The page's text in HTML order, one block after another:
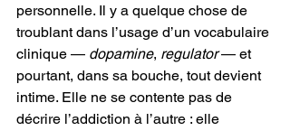
personnelle. Il y a quelque chose de
troublant dans l’usage d’un vocabulaire
clinique — dopamine, regulator — et
pourtant, dans sa bouche, tout devient
intime. Elle ne se contente pas de
décrire l’addiction à l’autre : elle